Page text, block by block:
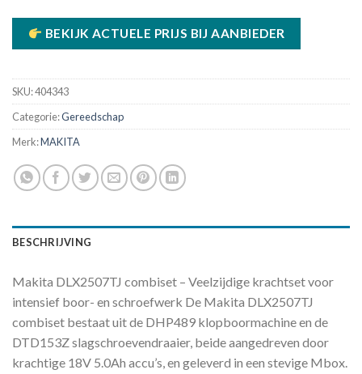
BEKIJK ACTUELE PRIJS BIJ AANBIEDER
SKU:404343
Categorie:Gereedschap
Merk:MAKITA
BESCHRIJVING
Makita DLX2507TJ combiset – Veelzijdige krachtset voor
intensief boor- en schroefwerk De Makita DLX2507TJ
combiset bestaat uit de DHP489 klopboormachine en de
DTD153Z slagschroevendraaier, beide aangedreven door
krachtige 18V 5.0Ah accu’s, en geleverd in een stevige Mbox.